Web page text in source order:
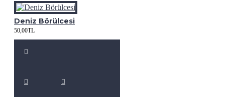
Deniz Börülcesi
50,00TL